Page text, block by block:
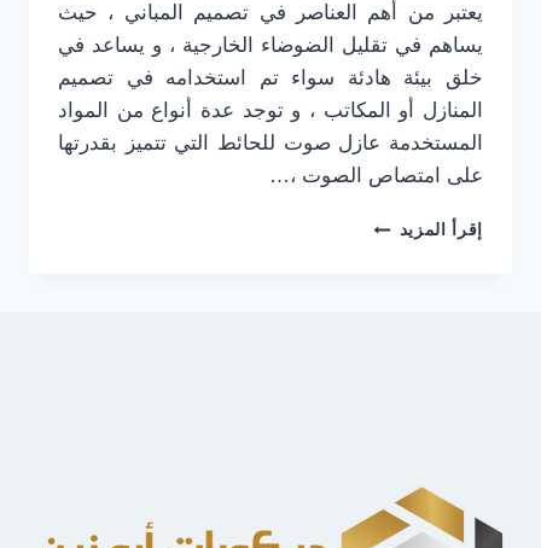
يعتبر من أهم العناصر في تصميم المباني ، حيث
يساهم في تقليل الضوضاء الخارجية ، و يساعد في
خلق بيئة هادئة سواء تم استخدامه في تصميم
المنازل أو المكاتب ، و توجد عدة أنواع من المواد
المستخدمة عازل صوت للحائط التي تتميز بقدرتها
على امتصاص الصوت ،…
إقرأ المزيد تركيب
حي
القيروان